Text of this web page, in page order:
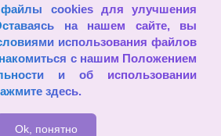
cookies для улучшения
на нашем сайте, вы
использования файлов
с нашим Положением
и об использовании
здесь.
Ok, понятно
человеческой мудрости — это умение
и сохранять спокойствие в
(Даниэль Дефо)
2009 - 2026